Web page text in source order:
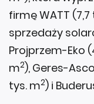
firmę WATT (7,7
sprzedaży
Projprzem-Eko
m2), Geres-
tys. m2) i